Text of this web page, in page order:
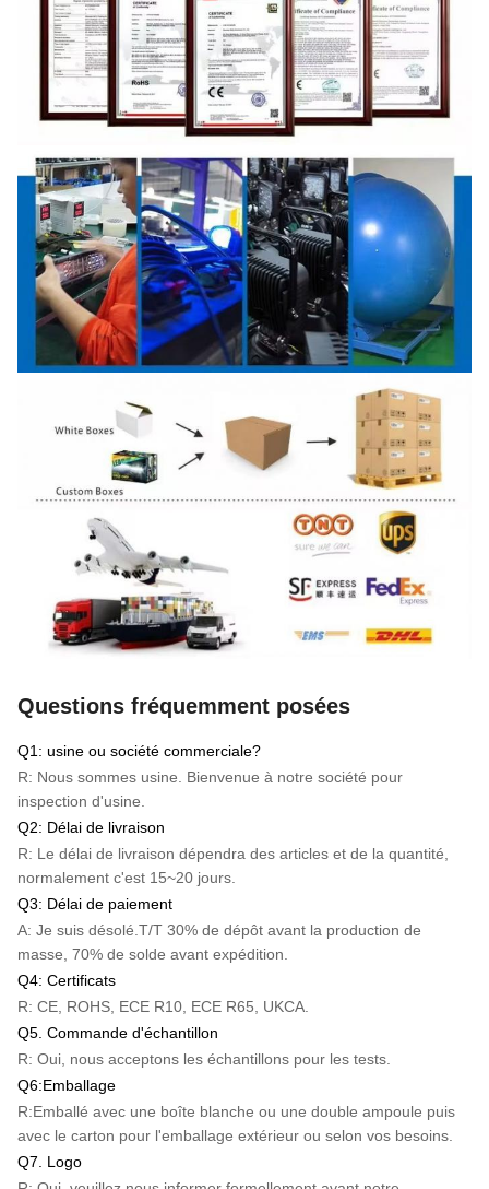
Questions fréquemment posées
Q1: usine ou société commerciale?
R: Nous sommes usine. Bienvenue à notre société pour
inspection d'usine.
Q2: Délai de livraison
R: Le délai de livraison dépendra des articles et de la quantité,
normalement c'est 15~20 jours.
Q3: Délai de paiement
A: Je suis désolé. T/T 30% de dépôt avant la production de
masse, 70% de solde avant expédition.
Q4: Certificats
R: CE, ROHS, ECE R10, ECE R65, UKCA.
Q5. Commande d'échantillon
R: Oui, nous acceptons les échantillons pour les tests.
Q6:Emballage
R:Emballé avec une boîte blanche ou une double ampoule puis
avec le carton pour l'emballage extérieur ou selon vos besoins.
Q7. Logo